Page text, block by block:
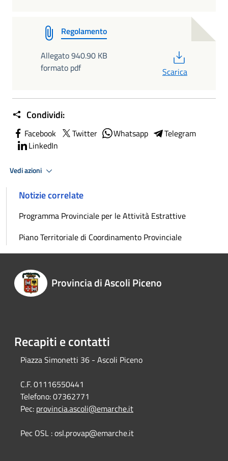
Regolamento
Allegato 940.90 KB
formato pdf
Scarica
Condividi:
Facebook Twitter Whatsapp
Telegram
LinkedIn
Vedi azioni
Notizie correlate
Programma Provinciale per le Attività Estrattive
Piano Territoriale di Coordinamento Provinciale
Provincia di Ascoli Piceno
Recapiti e contatti
Piazza Simonetti 36 - Ascoli Piceno
C.F. 01116550441
Telefono:07362771
Pec: provincia.ascoli@emarche.it
Pec OSL : osl.provap@emarche.it